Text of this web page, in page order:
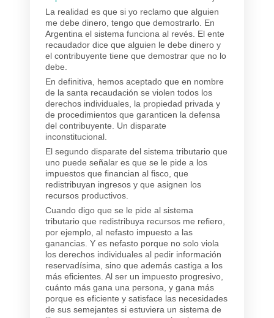
La realidad es que si yo reclamo que alguien
me debe dinero, tengo que demostrarlo. En
Argentina el sistema funciona al revés. El ente
recaudador dice que alguien le debe dinero y
el contribuyente tiene que demostrar que no lo
debe.
En definitiva, hemos aceptado que en nombre
de la santa recaudación se violen todos los
derechos individuales, la propiedad privada y
de procedimientos que garanticen la defensa
del contribuyente. Un disparate
inconstitucional.
El segundo disparate del sistema tributario que
uno puede señalar es que se le pide a los
impuestos que financian al fisco, que
redistribuyan ingresos y que asignen los
recursos productivos.
Cuando digo que se le pide al sistema
tributario que redistribuya recursos me refiero,
por ejemplo, al nefasto impuesto a las
ganancias. Y es nefasto porque no solo viola
los derechos individuales al pedir información
reservadísima, sino que además castiga a los
más eficientes. Al ser un impuesto progresivo,
cuánto más gana una persona, y gana más
porque es eficiente y satisface las necesidades
de sus semejantes si estuviera un sistema de